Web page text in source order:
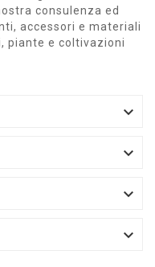
consulenza ed
accessori e materiali
piante e coltivazioni



